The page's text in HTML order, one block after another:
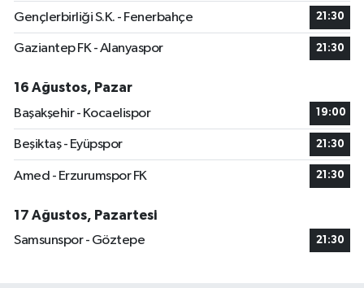
Gençlerbirliği S.K. - Fenerbahçe 21:30
Gaziantep FK - Alanyaspor 21:30
16 Ağustos, Pazar
Başakşehir - Kocaelispor
19:00
Beşiktaş - Eyüpspor 21:30
Amed - Erzurumspor FK 21:30
17 Ağustos, Pazartesi
Samsunspor - Göztepe
21:30